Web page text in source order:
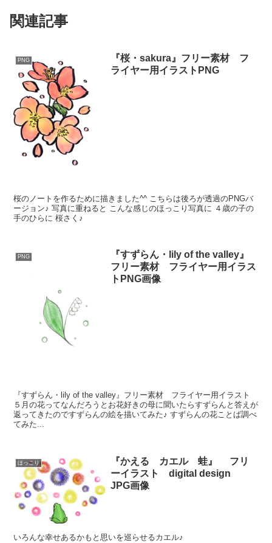
関連記事
PNG
『桜・sakura』フリー素材 フ
ライヤー用イラストPNG
桜のノートを作るために描きました^^ こちらは後ろが透過のPNGバ
ージョン♪ 写真に重ねると こんな感じのほっこり写真に ４歳の子の
手のひらに 桜さく♪
PNG
『すずらん・lily of the valley』
フリー素材 フライヤー用イラス
トPNG画像
『すずらん・lily of the valley』フリー素材 フライヤー用イラスト
５月の花ってなんだろうとお花好きの母に聞いたらすずらんと答えが
返ってきたのですずらんの絵を描いてみた♪ すずらんの花ことば調べ
てみた...
ほっこり
『かえる カエル 蛙』 フリ
ーイラスト digital design
JPG画像
いろんな幸せあるかもと思いを巡らせるカエル♪